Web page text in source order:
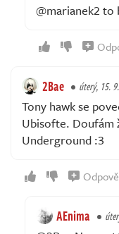
@marianek2 to
2Bae úterý, 15.
Tony hawk se
Ubisofte. Doufám
Underground :3
AEnima